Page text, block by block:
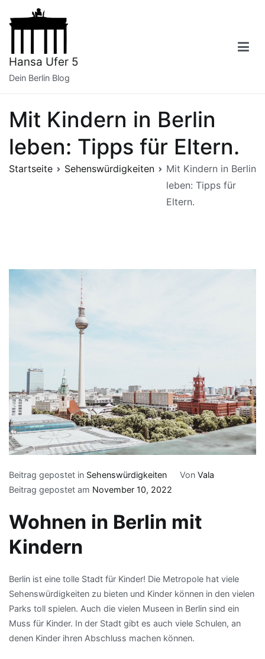
Inhalt
Hansa Ufer 5
Dein Berlin Blog
Mit Kindern in Berlin
leben: Tipps für Eltern.
Startseite Sehenswürdigkeiten
Mit Kindern in Berlin
leben: Tipps für
Eltern.
Beitrag gepostet in Sehenswürdigkeiten Von Vala
Beitrag gepostet am November 10, 2022
Wohnen in Berlin mit
Kindern
Berlin ist eine tolle Stadt für Kinder! Die Metropole hat viele
Sehenswürdigkeiten zu bieten und Kinder können in den vielen
Parks toll spielen. Auch die vielen Museen in Berlin sind ein
Muss für Kinder. In der Stadt gibt es auch viele Schulen, an
denen Kinder ihren Abschluss machen können.